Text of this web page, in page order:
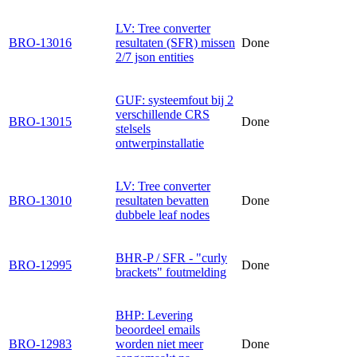
BRO-13016
LV: Tree converter
resultaten (SFR) missen
2/7 json entities
Done
BRO-13015
GUF: systeemfout bij 2
verschillende CRS
stelsels
ontwerpinstallatie
Done
BRO-13010
LV: Tree converter
resultaten bevatten
dubbele leaf nodes
Done
BRO-12995
BHR-P / SFR - "curly
brackets" foutmelding
Done
BRO-12983
BHP: Levering
beoordeel emails
worden niet meer
Done